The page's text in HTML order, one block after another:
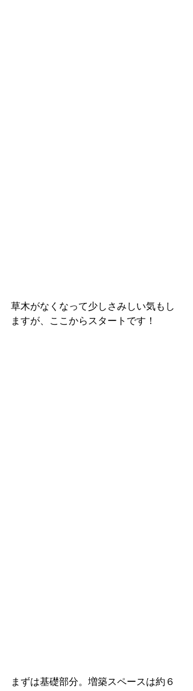
草木がなくなって少しさみしい気もし
ますが、ここからスタートです！
まずは基礎部分。増築スペースは約６